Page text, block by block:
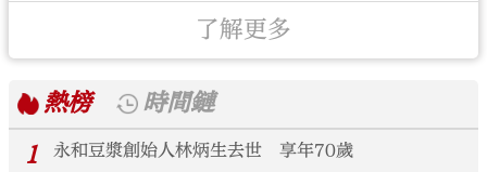
了解更多
熱榜
時間鏈
1
永和豆漿創始人林炳生去世 享年70歲